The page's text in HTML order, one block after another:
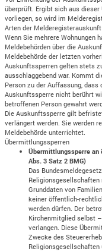
überprüft. Ergibt sich aus dieser
vorliegen, so wird im
Arten der
Wenn Sie mehrere Wohnungen
Meldebehörden über die
Meldebehörde der letzten
Auskunftssperren gelten stets
ausschlaggebend war. Kommt
Person zu der Auffassung,
Auskunftssperre nicht berührt
betroffenen Person gewahrt
Die Auskunftssperre gilt
verlängert werden. Sie werden
Meldebehörde unterrichtet.
Übermittlungssperren
Übermittlungssperre
Abs. 3 Satz 2 BMG)
Das
Religionsgesellschaften
Grunddaten von
keiner öffentlich-
werden dürfen. Der
Kirchenmitglied selbst
verlangen. Diese
Zwecke des